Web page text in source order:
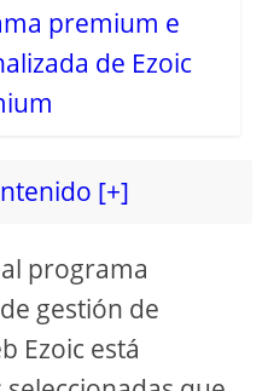
[+]
programa
gestión de
Ezoic está